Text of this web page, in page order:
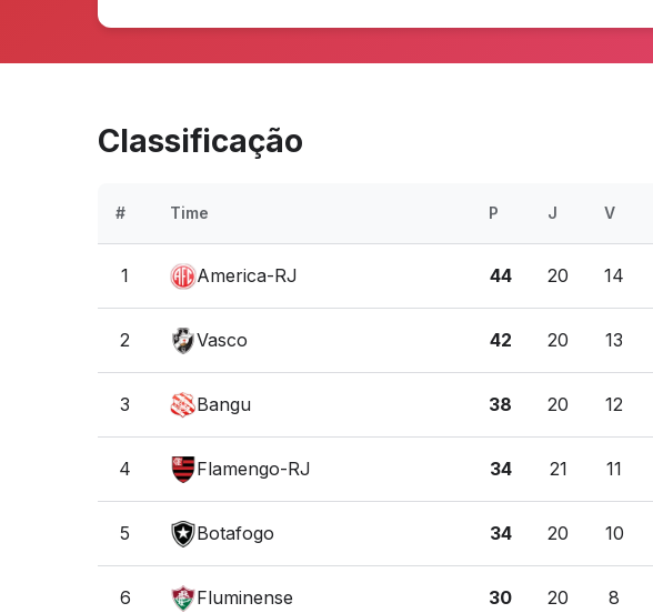
Classificação
# Time P J V
1 America-RJ 44 20 14
2 Vasco 42 20 13
3 Bangu 38 20 12
4 Flamengo-RJ 34 21 11
5 Botafogo 34 20 10
6 Fluminense 30 20 8